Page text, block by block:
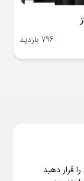
796 بازدید
قرار دهید